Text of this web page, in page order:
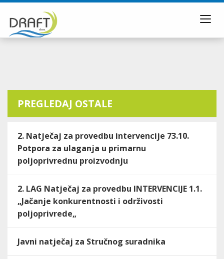
PREGLEDAJ OSTALE
2. Natječaj za provedbu intervencije 73.10.
Potpora za ulaganja u primarnu
poljoprivrednu proizvodnju
2. LAG Natječaj za provedbu INTERVENCIJE 1.1.
„Jačanje konkurentnosti i održivosti
poljoprivrede„
Javni natječaj za Stručnog suradnika